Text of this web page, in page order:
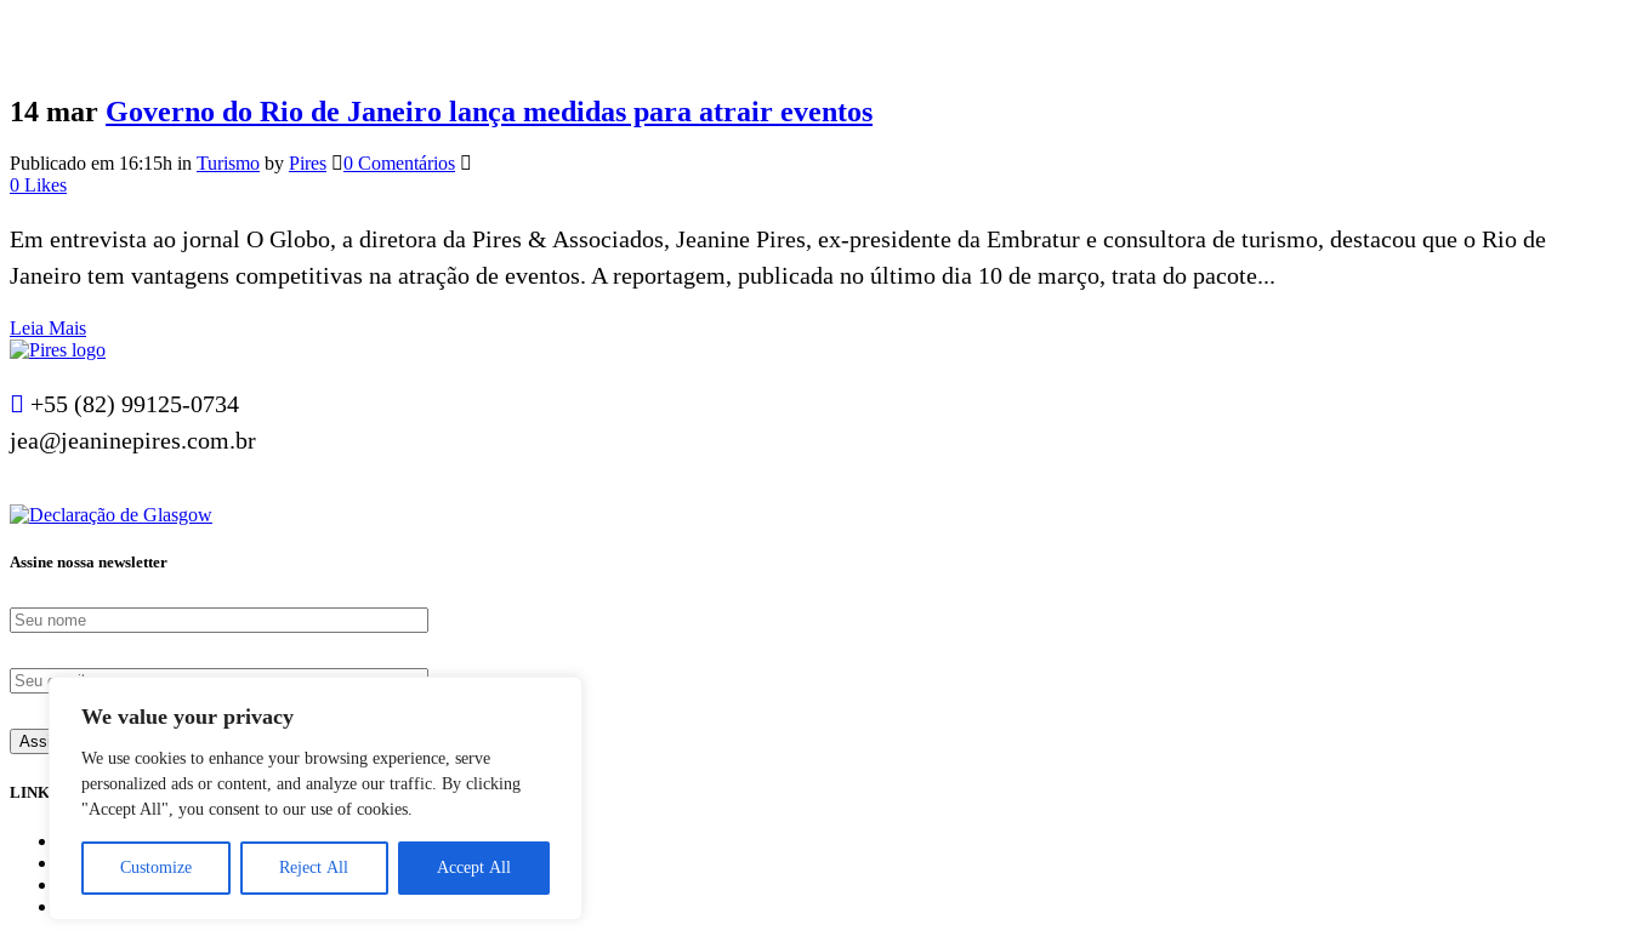
We value your privacy
We use cookies to enhance your browsing experience, serve
personalized ads or content, and analyze our traffic. By clicking
"Accept All", you consent to our use of cookies.
Customize Reject All Accept All
14 mar Governo do Rio de Janeiro lança medidas para atrair eventos
Publicado em 16:15h in Turismo by Pires
0 Comentários
0 Likes
Em entrevista ao jornal O Globo, a diretora da Pires & Associados, Jeanine Pires, ex-presidente da Embratur e consultora de turismo, destacou que o Rio de
Janeiro tem vantagens competitivas na atração de eventos. A reportagem, publicada no último dia 10 de março, trata do pacote...
Leia Mais
+55 (82) 99125-0734
jea@jeaninepires.com.br
Assine nossa newsletter
LINKS
Blog